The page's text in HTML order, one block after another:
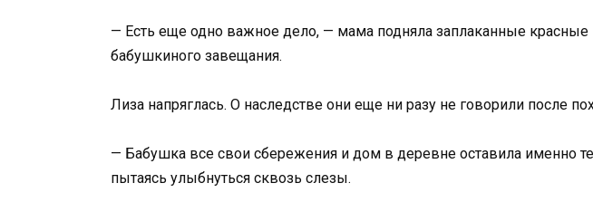
— Есть еще одно важное дело, — мама подняла заплаканные красные
бабушкиного завещания.
Лиза напряглась. О наследстве они еще ни разу не говорили после
— Бабушка все свои сбережения и дом в деревне оставила именно
пытаясь улыбнуться сквозь слезы.